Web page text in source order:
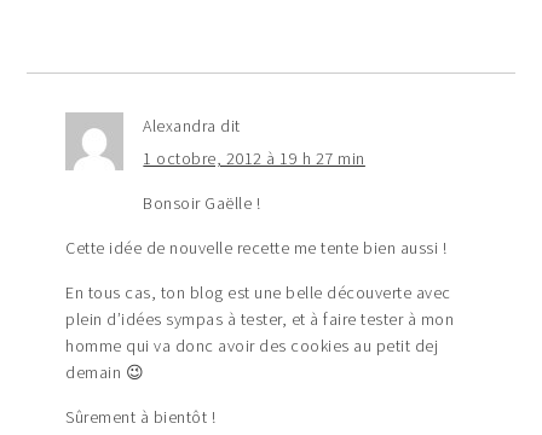
Alexandra dit
1 octobre, 2012 à 19 h 27 min
Bonsoir Gaëlle !
Cette idée de nouvelle recette me tente bien aussi !
En tous cas, ton blog est une belle découverte avec
plein d’idées sympas à tester, et à faire tester à mon
homme qui va donc avoir des cookies au petit dej
demain 😉
Sûrement à bientôt !